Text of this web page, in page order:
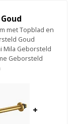
met Topblad en
Goud
Mila Geborsteld
Geborsteld
+